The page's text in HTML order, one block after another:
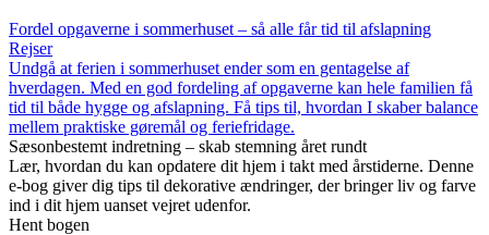
Fordel opgaverne i sommerhuset – så alle får tid til afslapning
Rejser
Undgå at ferien i sommerhuset ender som en gentagelse af
hverdagen. Med en god fordeling af opgaverne kan hele familien få
tid til både hygge og afslapning. Få tips til, hvordan I skaber balance
mellem praktiske gøremål og feriefridage.
Sæsonbestemt indretning – skab stemning året rundt
Lær, hvordan du kan opdatere dit hjem i takt med årstiderne. Denne
e-bog giver dig tips til dekorative ændringer, der bringer liv og farve
ind i dit hjem uanset vejret udenfor.
Hent bogen